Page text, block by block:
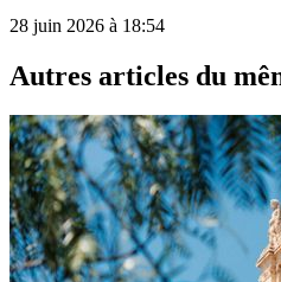
28 juin 2026 à 18:54
Autres articles du